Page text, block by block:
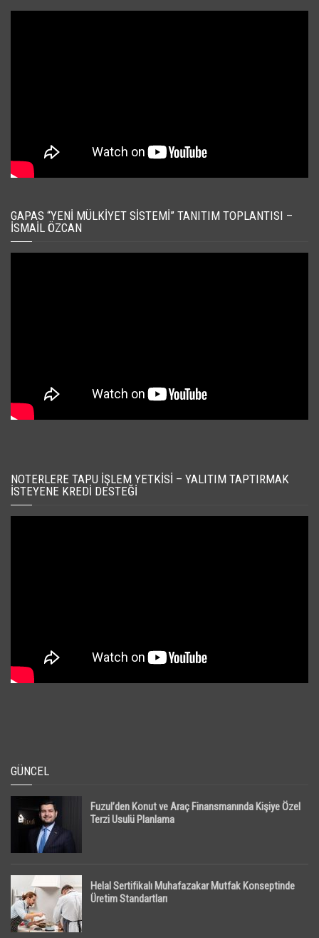
GAPAS “YENI MÜLKIYET SISTEMI” TANITIM TOPLANTISI –
İSMAIL ÖZCAN
NOTERLERE TAPU İŞLEM YETKISI – YALITIM TAPTIRMAK
İSTEYENE KREDI DESTEĞI
GÜNCEL
Fuzul’den Konut ve Araç Finansmanında Kişiye Özel
Terzi Usulü Planlama
Helal Sertifikalı Muhafazakar Mutfak Konseptinde
Üretim Standartları